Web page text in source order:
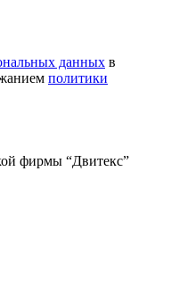
данных в
политики
фирмы “Двитекс”